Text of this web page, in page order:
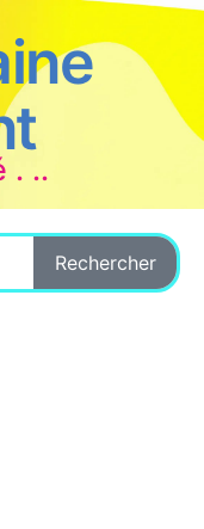
. ..
Rechercher